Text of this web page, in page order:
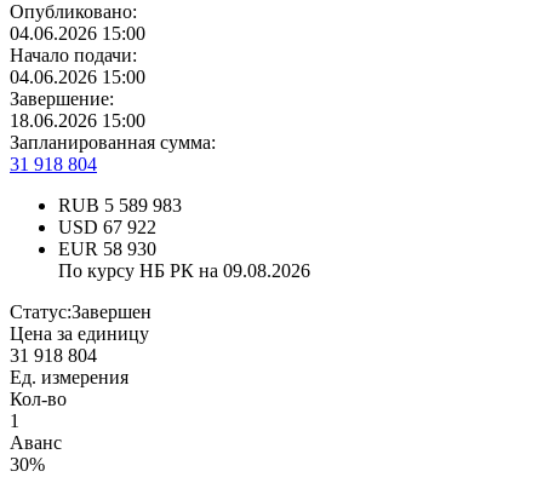
Опубликовано:
04.06.2026 15:00
Начало подачи:
04.06.2026 15:00
Завершение:
18.06.2026 15:00
Запланированная сумма:
31 918 804
RUB 5 589 983
USD 67 922
EUR 58 930
По курсу НБ РК на 09.08.2026
Статус:Завершен
Цена за единицу
31 918 804
Ед. измерения
Кол-во
1
Аванс
30%